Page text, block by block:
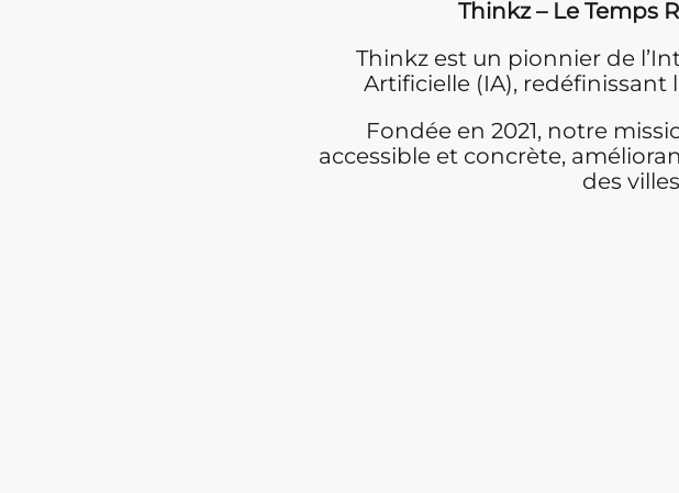
Thinkz – Le Temps
Thinkz est un pionnier de
Artificielle (IA), redéfinissant
Fondée en 2021, notre
accessible et concrète,
des